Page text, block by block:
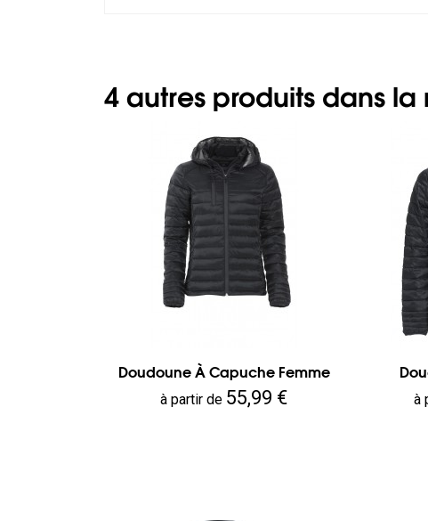
4 autres produits dans
Doudoune À Capuche Femme
Prix
à partir de 55,99 € à